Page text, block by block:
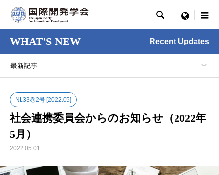
 menu
WHAT'S NEW Recent Updates
最新記事
NL33巻2号 [2022.05]
社会連携委員会からのお知らせ（2022年
5月）
2022.05.01